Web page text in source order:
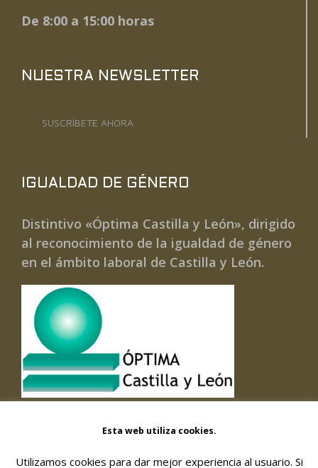
De 8:00 a 15:00 horas
NUESTRA NEWSLETTER
SUSCRÍBETE AHORA
IGUALDAD DE GÉNERO
Distintivo «Óptima Castilla y León», dirigido
al reconocimiento de la igualdad de género
en el ámbito laboral de Castilla y León.
Esta web utiliza cookies.
Utilizamos cookies para dar mejor experiencia al usuario. Si